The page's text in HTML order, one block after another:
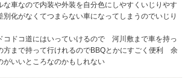
車なので内装や外装を自分色にしやすくいじりやす
化がなくてつまらない車になってしまうのでいじり
ドコ道にはいっていけるので 河川敷まで車を持っ
まで持って行けれるのでBBQとかにすごく便利 余
いいところなのかもしれない